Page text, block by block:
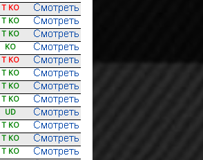
T KO
T KO
T KO
KO
T KO
T KO
T KO
T KO
UD
T KO
T KO
T KO